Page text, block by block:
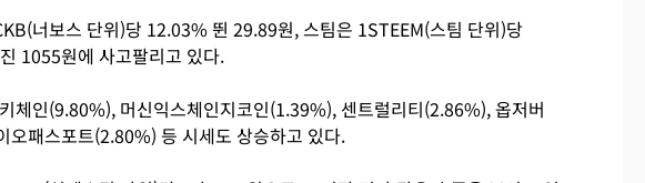
너보스 단위)당 12.03% 뛴 29.89원, 스팀은 1STEEM(스팀 단위)당
1055원에 사고팔리고 있다.
체인(9.80%), 머신익스체인지코인(1.39%), 센트럴리티(2.86%), 옵저버
오패스포트(2.80%) 등 시세도 상승하고 있다.